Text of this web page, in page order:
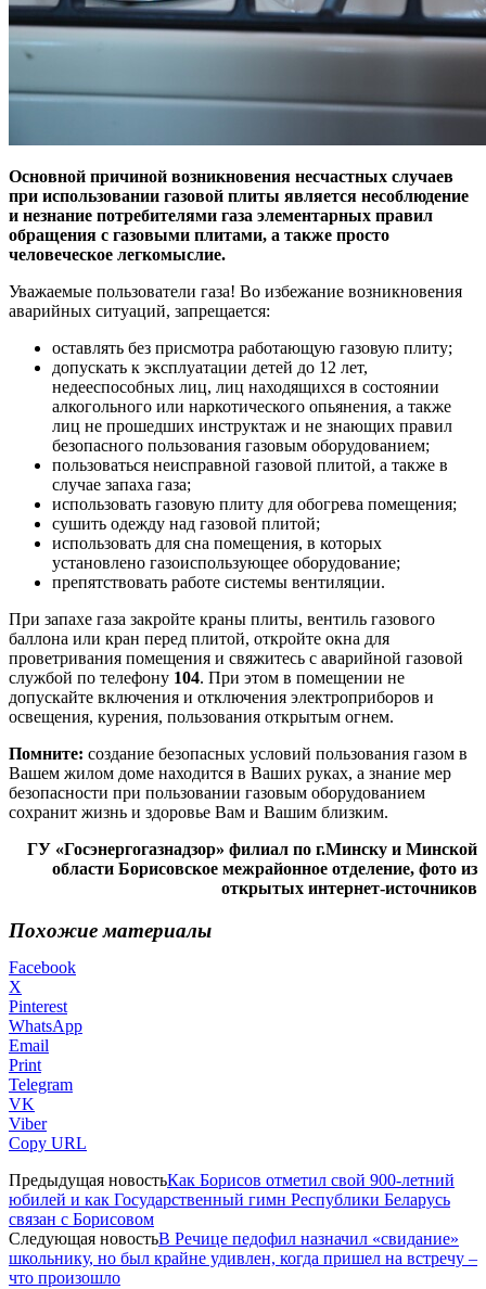
Основной причиной возникновения несчастных случаев
при использовании газовой плиты является несоблюдение
и незнание потребителями газа элементарных правил
обращения с газовыми плитами, а также просто
человеческое легкомыслие.
Уважаемые пользователи газа! Во избежание возникновения
аварийных ситуаций, запрещается:
оставлять без присмотра работающую газовую плиту;
допускать к эксплуатации детей до 12 лет,
недееспособных лиц, лиц находящихся в состоянии
алкогольного или наркотического опьянения, а также
лиц не прошедших инструктаж и не знающих правил
безопасного пользования газовым оборудованием;
пользоваться неисправной газовой плитой, а также в
случае запаха газа;
использовать газовую плиту для обогрева помещения;
сушить одежду над газовой плитой;
использовать для сна помещения, в которых
установлено газоиспользующее оборудование;
препятствовать работе системы вентиляции.
При запахе газа закройте краны плиты, вентиль газового
баллона или кран перед плитой, откройте окна для
проветривания помещения и свяжитесь с аварийной газовой
службой по телефону 104. При этом в помещении не
допускайте включения и отключения электроприборов и
освещения, курения, пользования открытым огнем.
Помните: создание безопасных условий пользования газом в
Вашем жилом доме находится в Ваших руках, а знание мер
безопасности при пользовании газовым оборудованием
сохранит жизнь и здоровье Вам и Вашим близким.
ГУ «Госэнергогазнадзор» филиал по г.Минску и Минской
области Борисовское межрайонное отделение, фото из
открытых интернет-источников
Похожие материалы
Facebook
X
Pinterest
WhatsApp
Email
Print
Telegram
VK
Viber
Copy URL
Предыдущая новостьКак Борисов отметил свой 900-летний
юбилей и как Государственный гимн Республики Беларусь
связан с Борисовом
Следующая новостьВ Речице педофил назначил «свидание»
школьнику, но был крайне удивлен, когда пришел на встречу –
что произошло